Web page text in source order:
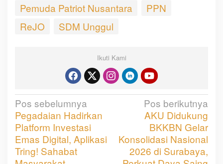
Pemuda Patriot Nusantara
PPN
ReJO
SDM Unggul
Ikuti Kami
N
a
v
i
Pos sebelumnya
Pegadaian Hadirkan
Platform Investasi
Emas Digital, Aplikasi
Tring! Sahabat
Pos berikutnya
AKU Didukung
BKKBN Gelar
Konsolidasi Nasional
2026 di Surabaya,